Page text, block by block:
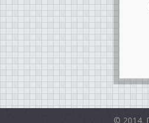
© 2014.